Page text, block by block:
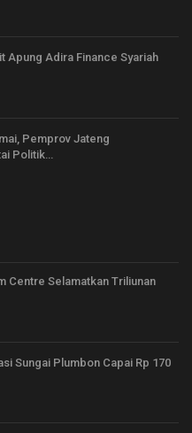
Apung Adira Finance Syariah
Pemprov Jateng
Politik…
Centre Selamatkan Triliunan
Sungai Plumbon Capai Rp 170